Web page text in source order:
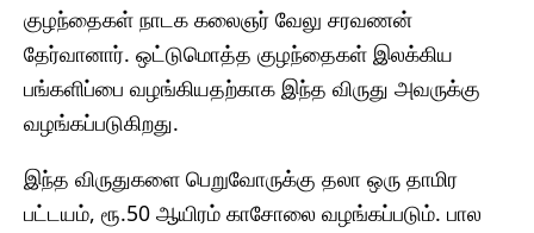
குழந்தைகள் நாடக கலைஞர் வேலு சரவணன்
தேர்வானார். ஒட்டுமொத்த குழந்தைகள் இலக்கிய
பங்களிப்பை வழங்கியதற்காக இந்த விருது அவருக்கு
வழங்கப்படுகிறது.
இந்த விருதுகளை பெறுவோருக்கு தலா ஒரு தாமிர
பட்டயம், ரூ.50 ஆயிரம் காசோலை வழங்கப்படும். பால